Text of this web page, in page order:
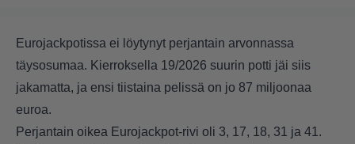
Eurojackpotissa ei löytynyt perjantain arvonnassa
täysosumaa. Kierroksella 19/2026 suurin potti jäi siis
jakamatta, ja ensi tiistaina pelissä on jo 87 miljoonaa
euroa.
Perjantain oikea Eurojackpot-rivi oli 3, 17, 18, 31 ja 41.